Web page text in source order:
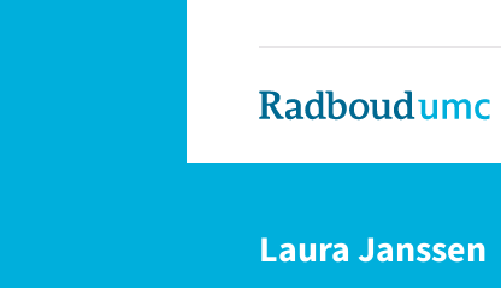
Laura Janssen